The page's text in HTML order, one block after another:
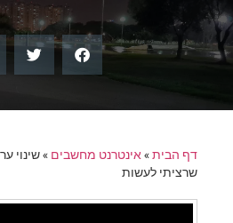
דף הבית»אינטרנט מחשבים »שינוי
שרציתי לעשות